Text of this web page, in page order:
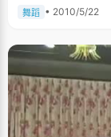
舞蹈 • 2010/5/22